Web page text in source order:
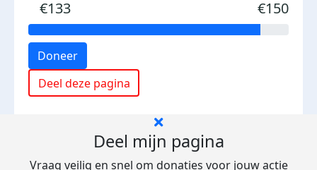
€133 €150
Doneer
Deel deze pagina
Deel mijn pagina
Vraag veilig en snel om donaties voor jouw actie